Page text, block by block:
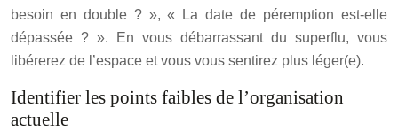
besoin en double ? », « La date de péremption est-elle
dépassée ? ». En vous débarrassant du superflu, vous
libérerez de l’espace et vous vous sentirez plus léger(e).
Identifier les points faibles de l’organisation
actuelle